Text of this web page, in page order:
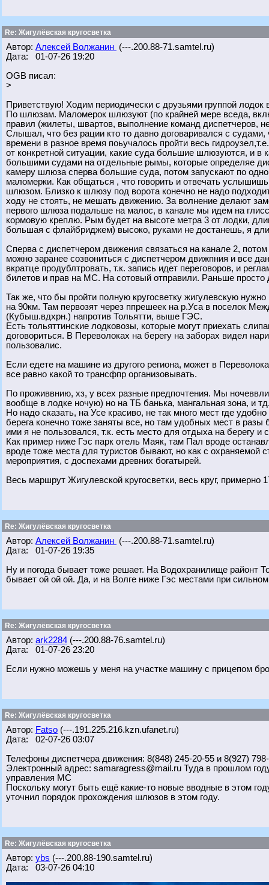
Re: Жигулёвская кругосветка
Автор: Алексей Волжанин (---.200.88-71.samtel.ru)
Дата: 01-07-26 19:20
OGB писал:
>
Приветствую! Ходим периодически с друзьями группой
По шлюзам. Маломерок шлюзуют (по крайней мере вседа,
правил (жилеты, швартов, выполнение команд диспетчеров,
Слышал, что без рации кто то давно договаривался с
времени в разное время поьучалось пройти весь
от конкретной ситуации, какие суда большие шлюзуются, и
большими судами на отдельные рымы, которые определяе
камеру шлюза сперва большие суда, потом запускают по
маломерки. Как общаться , что говорить и отвечать
шлюзом. Близко к шлюзу под ворота конечно не надо
ходу не стоять, не мешать движению. За волнение делают
первого шлюза подальше на малос, в канале мы идем на
кормовую креплю. Рым будет на высоте метра 3 от лодки,
большая с флайбриджем) высоко, руками не достанешь, я
Сперва с диспетчером движения связаться на канале 2,
можно заранее созвониться с диспетчером движпния и все
вкратце продублтровать, т.к. запись идет переговоров, и
билетов и прав на МС. На сотовый отправили. Раньше просто
Так же, что бы пройти полную кругосветку жигулевскую
на 90км. Там первозят через ппрешеек на р.Уса в поселок
(Кубыш.вдхрн.) напротив Тольятти, выше ГЭС.
Есть тольяттинские лодковозы, которые могут приехать
договориться. В Переволоках на берегу на заборах видел
пользовалис.
Если едете на машине из другого региона, может в
все равно какой то трансфпр организовывать.
По проживвнию, хз, у всех разные предпочтения. Мы
вообще в лодке ночую) но на ТБ банька, мангальная зона, и
Но надо сказать, на Усе красиво, не так много мест где
берега конечно тоже заняты все, но там удобных мест в
ими я не пользовался, т.к. есть место для отдыха на берегу
Как пример ниже Гэс парк отель Маяк, там Пал вроде
вроде тоже места для туристов бывают, но как с охраняемой
мероприятия, с доспехами древних богатырей.
Весь маршрут Жигулевской кругосветки, весь круг, примерно
Re: Жигулёвская кругосветка
Автор: Алексей Волжанин (---.200.88-71.samtel.ru)
Дата: 01-07-26 19:35
Ну и погода бывает тоже решает. На Водохранилище районт
бывает ой ой ой. Да, и на Волге ниже Гэс местами при
Re: Жигулёвская кругосветка
Автор: ark2284 (---.200.88-76.samtel.ru)
Дата: 01-07-26 23:20
Если нужно можешь у меня на участке машину с прицепом
Re: Жигулёвская кругосветка
Автор: Fatso (---.191.225.216.kzn.ufanet.ru)
Дата: 02-07-26 03:07
Телефоны диспетчера движения: 8(848) 245-20-55 и 8(927)
Электронный адрес: samaragress@mail.ru Туда в прошлом
управления МС
Поскольку могут быть ещё какие-то новые вводные в этом
уточнил порядок прохождения шлюзов в этом году.
Re: Жигулёвская кругосветка
Автор: ybs (---.200.88-190.samtel.ru)
Дата: 03-07-26 04:10